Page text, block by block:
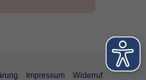
Impressum Widerruf